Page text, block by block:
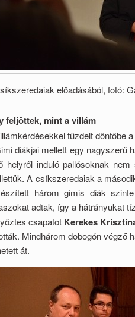
előadásából, fotó:
feljöttek, mint a villám
tűzdelt döntőbe
diákjai mellett egy nagyszerű
helyről induló pallósoknak
A csíkszeredaiak a
három gimis diák
adtak, így a hátrányukat
csapatot Kerekes
Mindhárom dobogón végző
át.